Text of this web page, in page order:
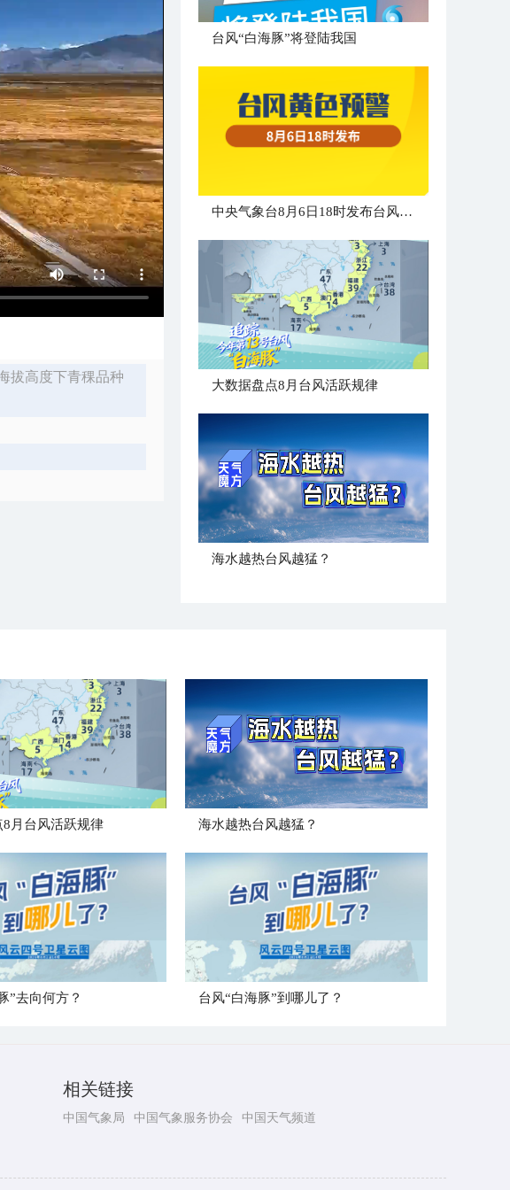
拔高度下青稞品种
台风“白海豚”将登陆我国
中央气象台8月6日18时发布台风黄色预警
大数据盘点8月台风活跃规律
海水越热台风越猛？
8月台风活跃规律 海水越热台风越猛？
”去向何方？ 台风“白海豚”到哪儿了？
相关链接
中国气象局 中国气象服务协会 中国天气频道